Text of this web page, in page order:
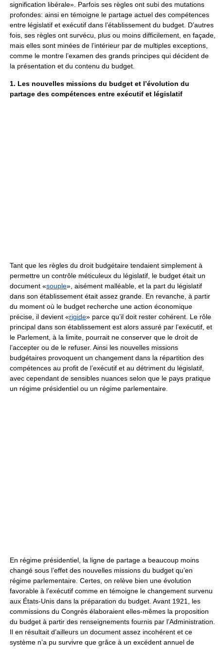
signification libérale». Parfois ses règles ont subi des mutations
profondes: ainsi en témoigne le partage actuel des compétences
entre législatif et exécutif dans l’établissement du budget. D’autres
fois, ses règles ont survécu, plus ou moins difficilement, en façade,
mais elles sont minées de l’intérieur par de multiples exceptions,
comme le montre l’examen des grands principes qui décident de
la présentation et du contenu du budget.
1. Les nouvelles missions du budget et l’évolution du
partage des compétences entre exécutif et législatif
Tant que les règles du droit budgétaire tendaient simplement à
permettre un contrôle méticuleux du législatif, le budget était un
document «souple», aisément malléable, et la part du législatif
dans son établissement était assez grande. En revanche, à partir
du moment où le budget recherche une action économique
précise, il devient «rigide» parce qu’il doit rester cohérent. Le rôle
principal dans son établissement est alors assuré par l’exécutif, et
le Parlement, à la limite, pourrait ne conserver que le droit de
l’accepter ou de le refuser. Ainsi les nouvelles missions
budgétaires provoquent un changement dans la répartition des
compétences au profit de l’exécutif et au détriment du législatif,
avec cependant de sensibles nuances selon que le pays pratique
un régime présidentiel ou un régime parlementaire.
En régime présidentiel, la ligne de partage a beaucoup moins
changé sous l’effet des nouvelles missions du budget qu’en
régime parlementaire. Certes, on relève bien une évolution
favorable à l’exécutif comme en témoigne le changement survenu
aux États-Unis dans la préparation du budget. Avant 1921, les
commissions du Congrès élaboraient elles-mêmes la proposition
du budget à partir des renseignements fournis par l’Administration.
Il en résultait d’ailleurs un document assez incohérent et ce
système n’a pu survivre que grâce à un excédent annuel de